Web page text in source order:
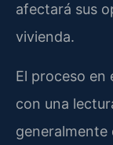
afectará sus
vivienda.
El proceso en
con una